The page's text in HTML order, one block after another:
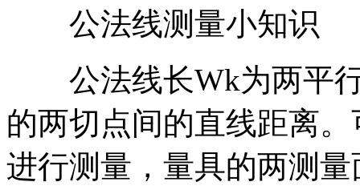
公法线测量小知识
公法线长Wk为两平行
的两切点间的直线距离
进行测量，量具的两测